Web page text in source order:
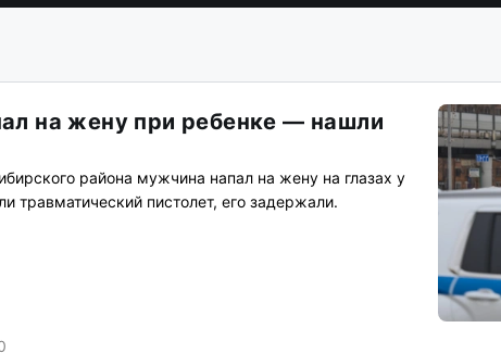
на жену при ребенке — нашли
района мужчина напал на жену на глазах у
травматический пистолет, его задержали.